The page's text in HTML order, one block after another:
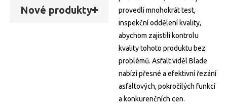
Nové produkty
provedli mnohokrát test,
inspekční oddělení kvality,
abychom zajistili kontrolu
kvality tohoto produktu bez
problémů. Asfalt viděl Blade
nabízí přesné a efektivní řezání
asfaltových, pokročilých funkcí
a konkurenčních cen.